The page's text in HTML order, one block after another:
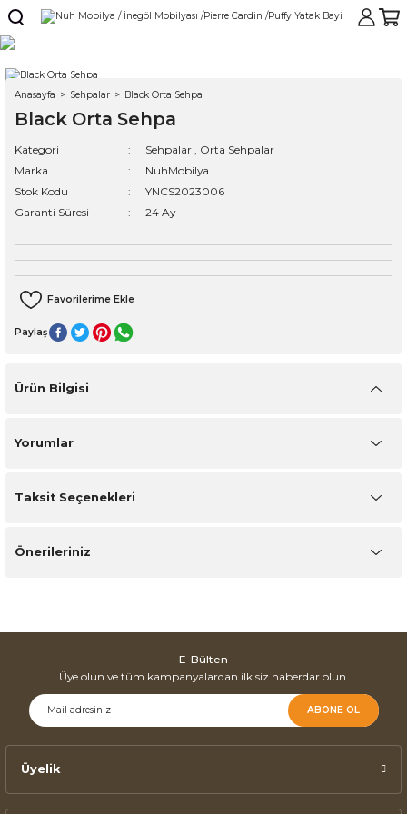
Anasayfa Sehpalar Black Orta Sehpa
Black Orta Sehpa
Kategori Sehpalar
Orta Sehpalar
Marka
NuhMobilya
Stok Kodu
YNCS2023006
Garanti Süresi
24 Ay
Paylaş
Ürün Bilgisi
Yorumlar
Taksit Seçenekleri
Önerileriniz
E-Bülten
Üye olun ve tüm kampanyalardan ilk siz haberdar olun.
ABONE OL
Üyelik